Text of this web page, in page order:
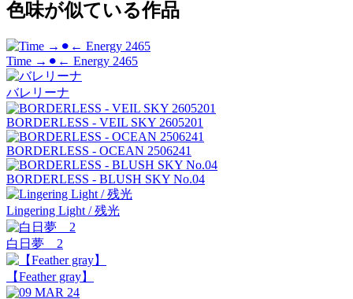
色味が似ている作品
Time →⚫︎← Energy 2465
バレリーナ
BORDERLESS - VEIL SKY 2605201
BORDERLESS - OCEAN 2506241
BORDERLESS - BLUSH SKY No.04
Lingering Light / 残光
白日夢 2
【Feather gray】